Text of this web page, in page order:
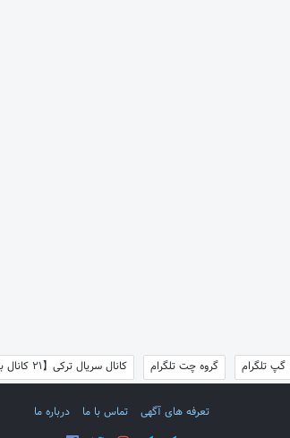
گپ تلگرام گروه چت تلگرام کانال سریال ترکی【21 کانال برتر】تلگرام
تعرفه های آگهی تماس با ما درباره ما